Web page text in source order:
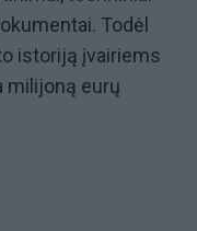
Todėl
istoriją įvairiems
milijoną eurų